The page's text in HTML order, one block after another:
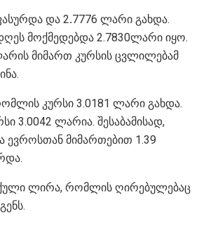
და 2.7776 ლარი გახდა.
მოქმედებდა 2.7830ლარი იყო.
მიმართ კურსის ცვლილებამ
კურსი 3.0181 ლარი გახდა.
3.0042 ლარია. შესაბამისად,
მიმართებით 1.39
ლირა, რომლის ღირებულებაც